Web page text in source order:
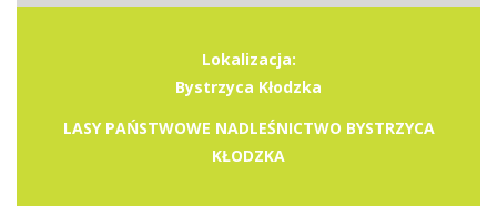
Lokalizacja:
Bystrzyca Kłodzka
LASY PAŃSTWOWE NADLEŚNICTWO BYSTRZYCA
KŁODZKA